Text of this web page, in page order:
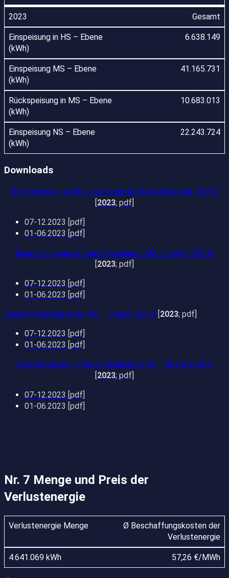
Gesamt
6.638.149
41.165.731
10.683.013
22.243.724
Downloads
Rückspeisung an den vorgelagerten Netzbetreiber (2023)
2023; pdf]
07-12.2023 [pdf]
01-06.2023 [pdf]
Einspeisung aus Erzeugungsanlagen MS – Ebene (2023)
2023; pdf]
07-12.2023 [pdf]
01-06.2023 [pdf]
Rückeinspeisung in die MS – Ebene (2023) 2023; pdf]
07-12.2023 [pdf]
01-06.2023 [pdf]
Einspeisung aus Erzeugungsanlagen NS – Ebene (2023)
2023; pdf]
07-12.2023 [pdf]
01-06.2023 [pdf]
Nr. 7 Menge und Preis der
Verlustenergie
Ø Beschaffungskosten der
Verlustenergie
57,26 €/MWh